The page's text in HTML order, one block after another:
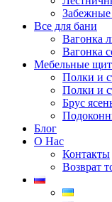
Забежные
Все для бани
Вагонка
Вагонка
Мебельные
Полки и
Полки и
Брус
Блог
О Нас
Контакты
Возврат